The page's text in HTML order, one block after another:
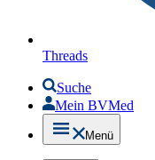
Threads
Suche
Mein BVMed
Menü